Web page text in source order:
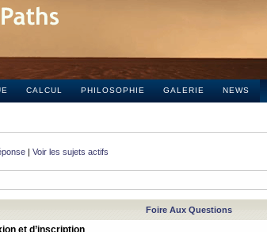
CALCUL PHILOSOPHIE GALERIE NEWS
| Voir les sujets actifs
Foire Aux Questions
et d’inscription